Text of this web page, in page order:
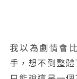
我以為劇情會
手，想不到整